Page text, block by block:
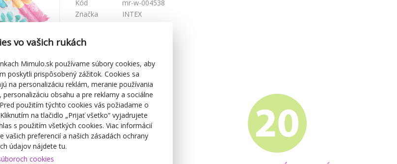
Kód
mr-w-004538
Značka
INTEX
vo vašich rukách
Mimulo.sk používame súbory cookies, aby
poskytli prispôsobený zážitok. Cookies sa
na personalizáciu reklám, meranie používania
personalizáciu obsahu a pre reklamy a sociálne
použitím týchto cookies vás požiadame o
na tlačidlo „Prijať všetko“ vyjadrujete
s použitím všetkých cookies. Viac informácií
vašich preferencií a našich zásadách ochrany
údajov nájdete tu.
cookies